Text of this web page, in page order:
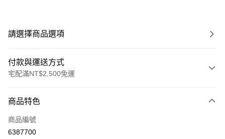
請選擇商品選項
付款與運送方式
宅配滿NT$2,500免運
信用卡一次付款
Apple Pay
商品特色
商品編號
6387700